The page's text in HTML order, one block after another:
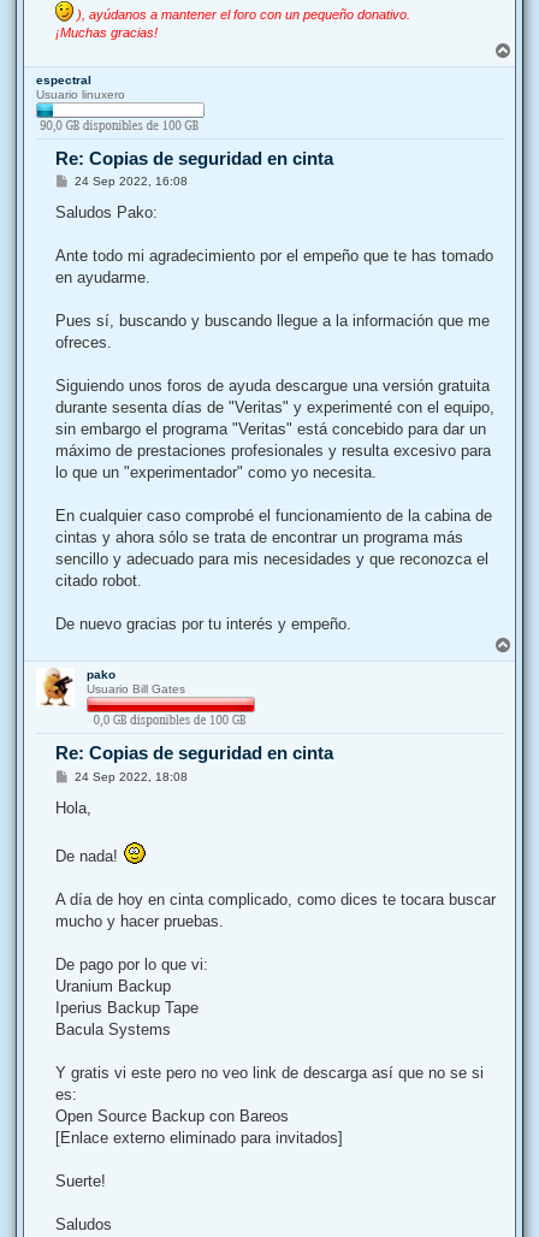
), ayúdanos a mantener el foro con un pequeño donativo.
¡Muchas gracias!
r
espectral
Usuario linuxero
Re: Copias de seguridad en cinta
M
n
j
24 Sep 2022, 16:08
Saludos Pako:
Ante todo mi agradecimiento por el empeño que te has tomado
en ayudarme.
Pues sí, buscando y buscando llegue a la información que me
ofreces.
Siguiendo unos foros de ayuda descargue una versión gratuita
durante sesenta días de "Veritas" y experimenté con el equipo,
sin embargo el programa "Veritas" está concebido para dar un
máximo de prestaciones profesionales y resulta excesivo para
lo que un "experimentador" como yo necesita.
En cualquier caso comprobé el funcionamiento de la cabina de
cintas y ahora sólo se trata de encontrar un programa más
sencillo y adecuado para mis necesidades y que reconozca el
citado robot.
De nuevo gracias por tu interés y empeño.
r
pako
Usuario Bill Gates
Re: Copias de seguridad en cinta
M
n
e
24 Sep 2022, 18:08
Hola,
De nada!
A día de hoy en cinta complicado, como dices te tocara buscar
mucho y hacer pruebas.
De pago por lo que vi:
Uranium Backup
Iperius Backup Tape
Bacula Systems
Y gratis vi este pero no veo link de descarga así que no se si
es:
Open Source Backup con Bareos
[Enlace externo eliminado para invitados]
Suerte!
Saludos